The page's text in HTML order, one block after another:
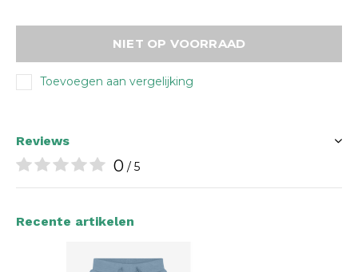
NIET OP VOORRAAD
Toevoegen aan vergelijking
Reviews
0 / 5
Recente artikelen